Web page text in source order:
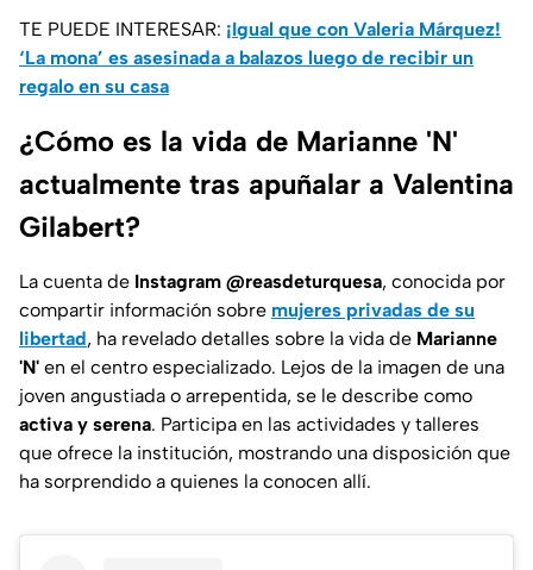
TE PUEDE INTERESAR: ¡Igual que con Valeria Márquez!
‘La mona’ es asesinada a balazos luego de recibir un
regalo en su casa
¿Cómo es la vida de Marianne 'N'
actualmente tras apuñalar a Valentina
Gilabert?
La cuenta de Instagram @reasdeturquesa, conocida por
compartir información sobre mujeres privadas de su
libertad, ha revelado detalles sobre la vida de Marianne
'N' en el centro especializado. Lejos de la imagen de una
joven angustiada o arrepentida, se le describe como
activa y serena. Participa en las actividades y talleres
que ofrece la institución, mostrando una disposición que
ha sorprendido a quienes la conocen allí.